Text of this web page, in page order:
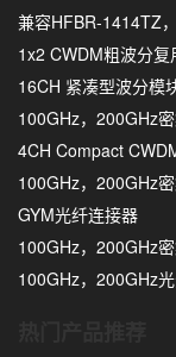
兼容HFBR-1414TZ
1x2 CWDM粗波分
16CH 紧凑型波分模
100GHz，200GHz
4CH Compact
100GHz，200GHz
GYM光纤连接器
100GHz，200GHz
100GHz，200GHz